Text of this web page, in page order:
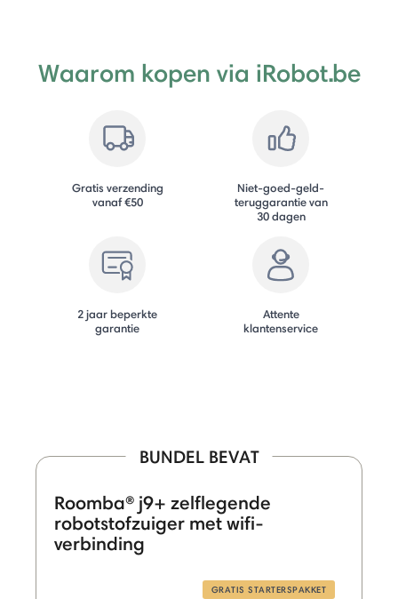
Waarom kopen via iRobot.be
Gratis verzending
vanaf €50
Niet-goed-geld-
teruggarantie van
30 dagen
2 jaar beperkte
garantie
Attente
klantenservice
BUNDEL BEVAT
Roomba® j9+ zelflegende
robotstofzuiger met wifi-
verbinding
GRATIS STARTERSPAKKET